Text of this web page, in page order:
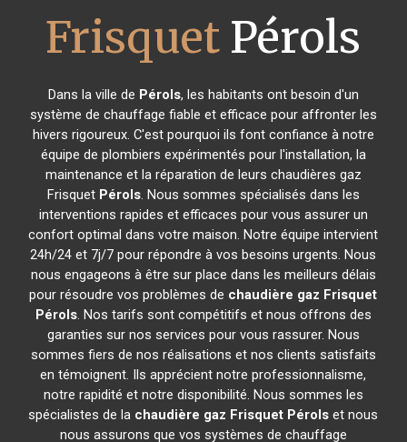
Frisquet Pérols
Dans la ville de Pérols, les habitants ont besoin d'un
système de chauffage fiable et efficace pour affronter les
hivers rigoureux. C'est pourquoi ils font confiance à notre
équipe de plombiers expérimentés pour l'installation, la
maintenance et la réparation de leurs chaudières gaz
Frisquet Pérols. Nous sommes spécialisés dans les
interventions rapides et efficaces pour vous assurer un
confort optimal dans votre maison. Notre équipe intervient
24h/24 et 7j/7 pour répondre à vos besoins urgents. Nous
nous engageons à être sur place dans les meilleurs délais
pour résoudre vos problèmes de chaudière gaz Frisquet
Pérols. Nos tarifs sont compétitifs et nous offrons des
garanties sur nos services pour vous rassurer. Nous
sommes fiers de nos réalisations et nos clients satisfaits
en témoignent. Ils apprécient notre professionnalisme,
notre rapidité et notre disponibilité. Nous sommes les
spécialistes de la chaudière gaz Frisquet Pérols et nous
nous assurons que vos systèmes de chauffage